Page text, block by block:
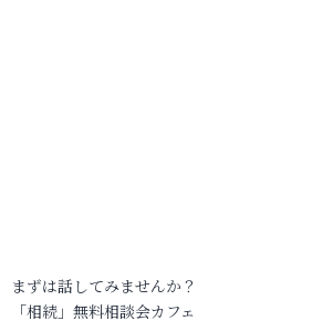
まずは話してみませんか？
「相続」無料相談会カフェ